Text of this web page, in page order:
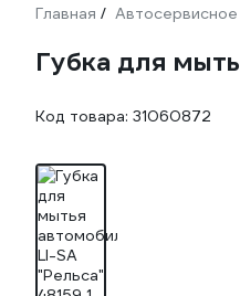
Главная /
Губка для
Код товара: 31060872